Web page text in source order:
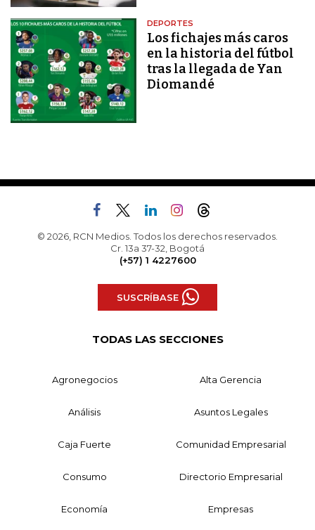
DEPORTES
Los fichajes más caros
en la historia del fútbol
tras la llegada de Yan
Diomandé
© 2026, RCN Medios. Todos los derechos reservados.
Cr. 13a 37-32, Bogotá
(+57) 1 4227600
SUSCRÍBASE
TODAS LAS SECCIONES
Agronegocios Alta Gerencia
Análisis Asuntos Legales
Caja Fuerte Comunidad Empresarial
Consumo Directorio Empresarial
Economía Empresas